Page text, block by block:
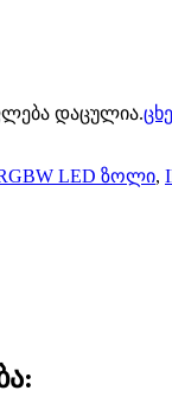
დაცულია.
LED ზოლი,